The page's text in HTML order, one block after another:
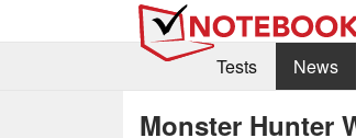
Tests
News
Monster Hunter